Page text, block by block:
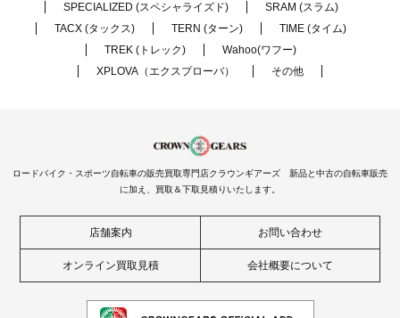
SPECIALIZED (スペシャライズド)
SRAM (スラム)
TACX (タックス)
TERN (ターン)
TIME (タイム)
TREK (トレック)
Wahoo(ワフー)
XPLOVA（エクスプローバ）
その他
ロードバイク・スポーツ自転車の販売買取専門店クラウンギアーズ 新品と中古の自転車販売
に加え、買取＆下取見積りいたします。
店舗案内 お問い合わせ
オンライン買取見積 会社概要について